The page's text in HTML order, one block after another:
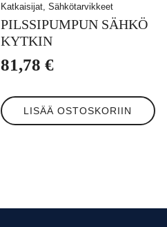
Katkaisijat, Sähkötarvikkeet
PILSSIPUMPUN SÄHKÖ
KYTKIN
81,78 €
LISÄÄ OSTOSKORIIN